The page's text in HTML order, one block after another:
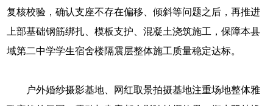
复核校验，确认支座不存在偏移、倾斜等问题之后，再推进
上部基础钢筋绑扎、模板支护、混凝土浇筑施工，保障本县
域第二中学学生宿舍楼隔震层整体施工质量稳定达标。
户外婚纱摄影基地、网红取景拍摄基地注重场地整体雅